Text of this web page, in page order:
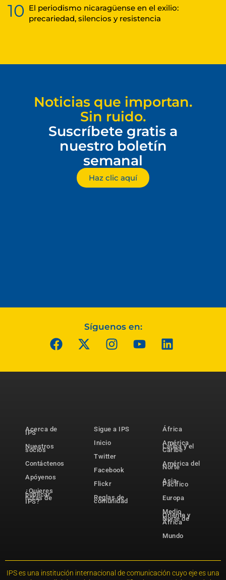
10 El periodismo nicaragüense en el exilio:
precariedad, silencios y resistencia
Noticias que importan.
Sin ruido.
Suscríbete gratis a
nuestro boletín
semanal
Haz clic aquí
Síguenos en:
Acerca de
IPS
Nuestros
socios
Contáctenos
Apóyenos
¿Quieres
publicar
notas de
IPS?
Sigue a IPS
Inicio
Twitter
Facebook
Flickr
Reglas de
comunidad
África
América
Latina y el
Caribe
América del
Norte
Asia-
Pacífico
Europa
Medio
Oriente y
Norte de
África
Mundo
IPS es una institución internacional de comunicación cuyo eje es una